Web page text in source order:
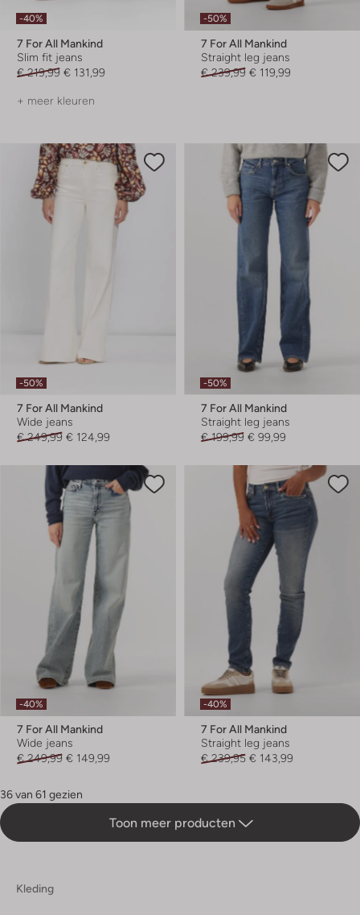
-40%
7 For All Mankind
Slim fit jeans
€ 219,99 € 131,99
+ meer kleuren
-50%
7 For All Mankind
Straight leg jeans
€ 239,99 € 119,99
-50%
7 For All Mankind
Wide jeans
€ 249,99 € 124,99
-50%
7 For All Mankind
Straight leg jeans
€ 199,99 € 99,99
-40%
7 For All Mankind
Wide jeans
€ 249,99 € 149,99
-40%
7 For All Mankind
Straight leg jeans
€ 239,95 € 143,99
36 van 61 gezien
Toon meer producten
Kleding